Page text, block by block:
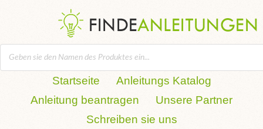
Startseite
Anleitungs Katalog
Anleitung beantragen
Unsere Partner
Schreiben sie uns